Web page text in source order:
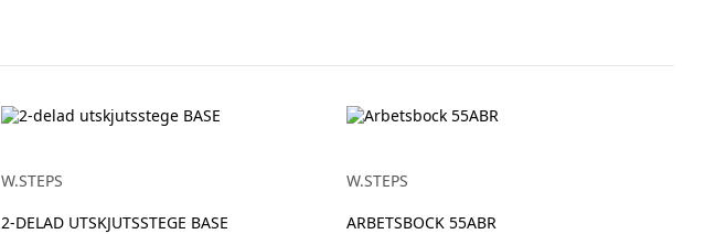
W.STEPS
2-DELAD UTSKJUTSSTEGE BASE
W.STEPS
ARBETSBOCK 55ABR